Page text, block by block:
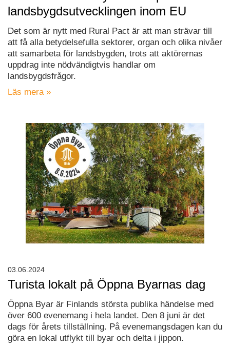
landsbygdsutvecklingen inom EU
Det som är nytt med Rural Pact är att man strävar till
att få alla betydelsefulla sektorer, organ och olika nivåer
att samarbeta för landsbygden, trots att aktörernas
uppdrag inte nödvändigtvis handlar om
landsbygdsfrågor.
Läs mera »
Turista lokalt på Öppna Byarnas dag
Öppna Byar är Finlands största publika händelse med
över 600 evenemang i hela landet. Den 8 juni är det
dags för årets tillställning. På evenemangsdagen kan du
göra en lokal utflykt till byar och delta i jippon.
03.06.2024